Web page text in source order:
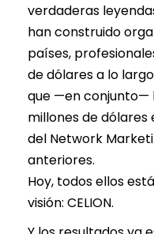
verdaderas
han construido
países,
de dólares a lo
que —en conjunto—
millones de
del Network
anteriores.
Hoy, todos ellos
visión: CELION.